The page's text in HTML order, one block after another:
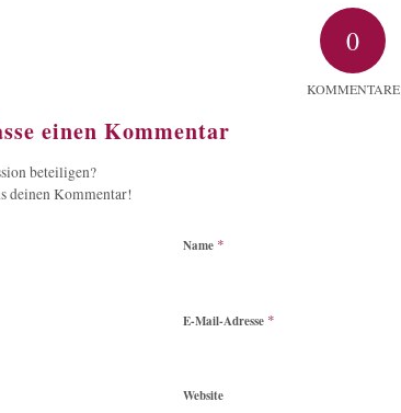
0
KOMMENTARE
einen Kommentar
beteiligen?
deinen Kommentar!
Name *
E-Mail-Adresse *
Website